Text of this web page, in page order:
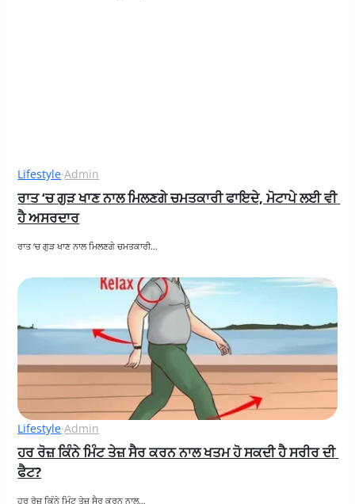
Lifestyle·Admin
ਰਾਤ ‘ਚ ਗੁੜ ਖਾਣ ਨਾਲ ਮਿਲਣਗੇ ਚਮਤਕਾਰੀ ਫਾਇਦੇ, ਮੋਟਾਪੇ ਲਈ ਵੀ
ਹੈ ਅਸਰਦਾਰ
ਰਾਤ ‘ਚ ਗੁੜ ਖਾਣ ਨਾਲ ਮਿਲਣਗੇ ਚਮਤਕਾਰੀ…
Lifestyle·Admin
ਹਰ ਰੋਜ਼ ਕਿੰਨੇ ਮਿੰਟ ਤੇਜ਼ ਸੈਰ ਕਰਨ ਨਾਲ ਖਤਮ ਹੋ ਸਕਦੀ ਹੈ ਸਰੀਰ ਦੀ
ਫੈਟ?
ਹਰ ਰੋਜ਼ ਕਿੰਨੇ ਮਿੰਟ ਤੇਜ਼ ਸੈਰ ਕਰਨ ਨਾਲ…